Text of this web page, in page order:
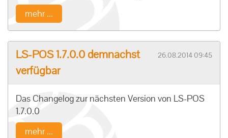
mehr ...
LS-POS 1.7.0.0 demnächst
verfügbar
26.08.2014 09:45
Das Changelog zur nächsten Version von LS-POS
1.7.0.0
mehr ...